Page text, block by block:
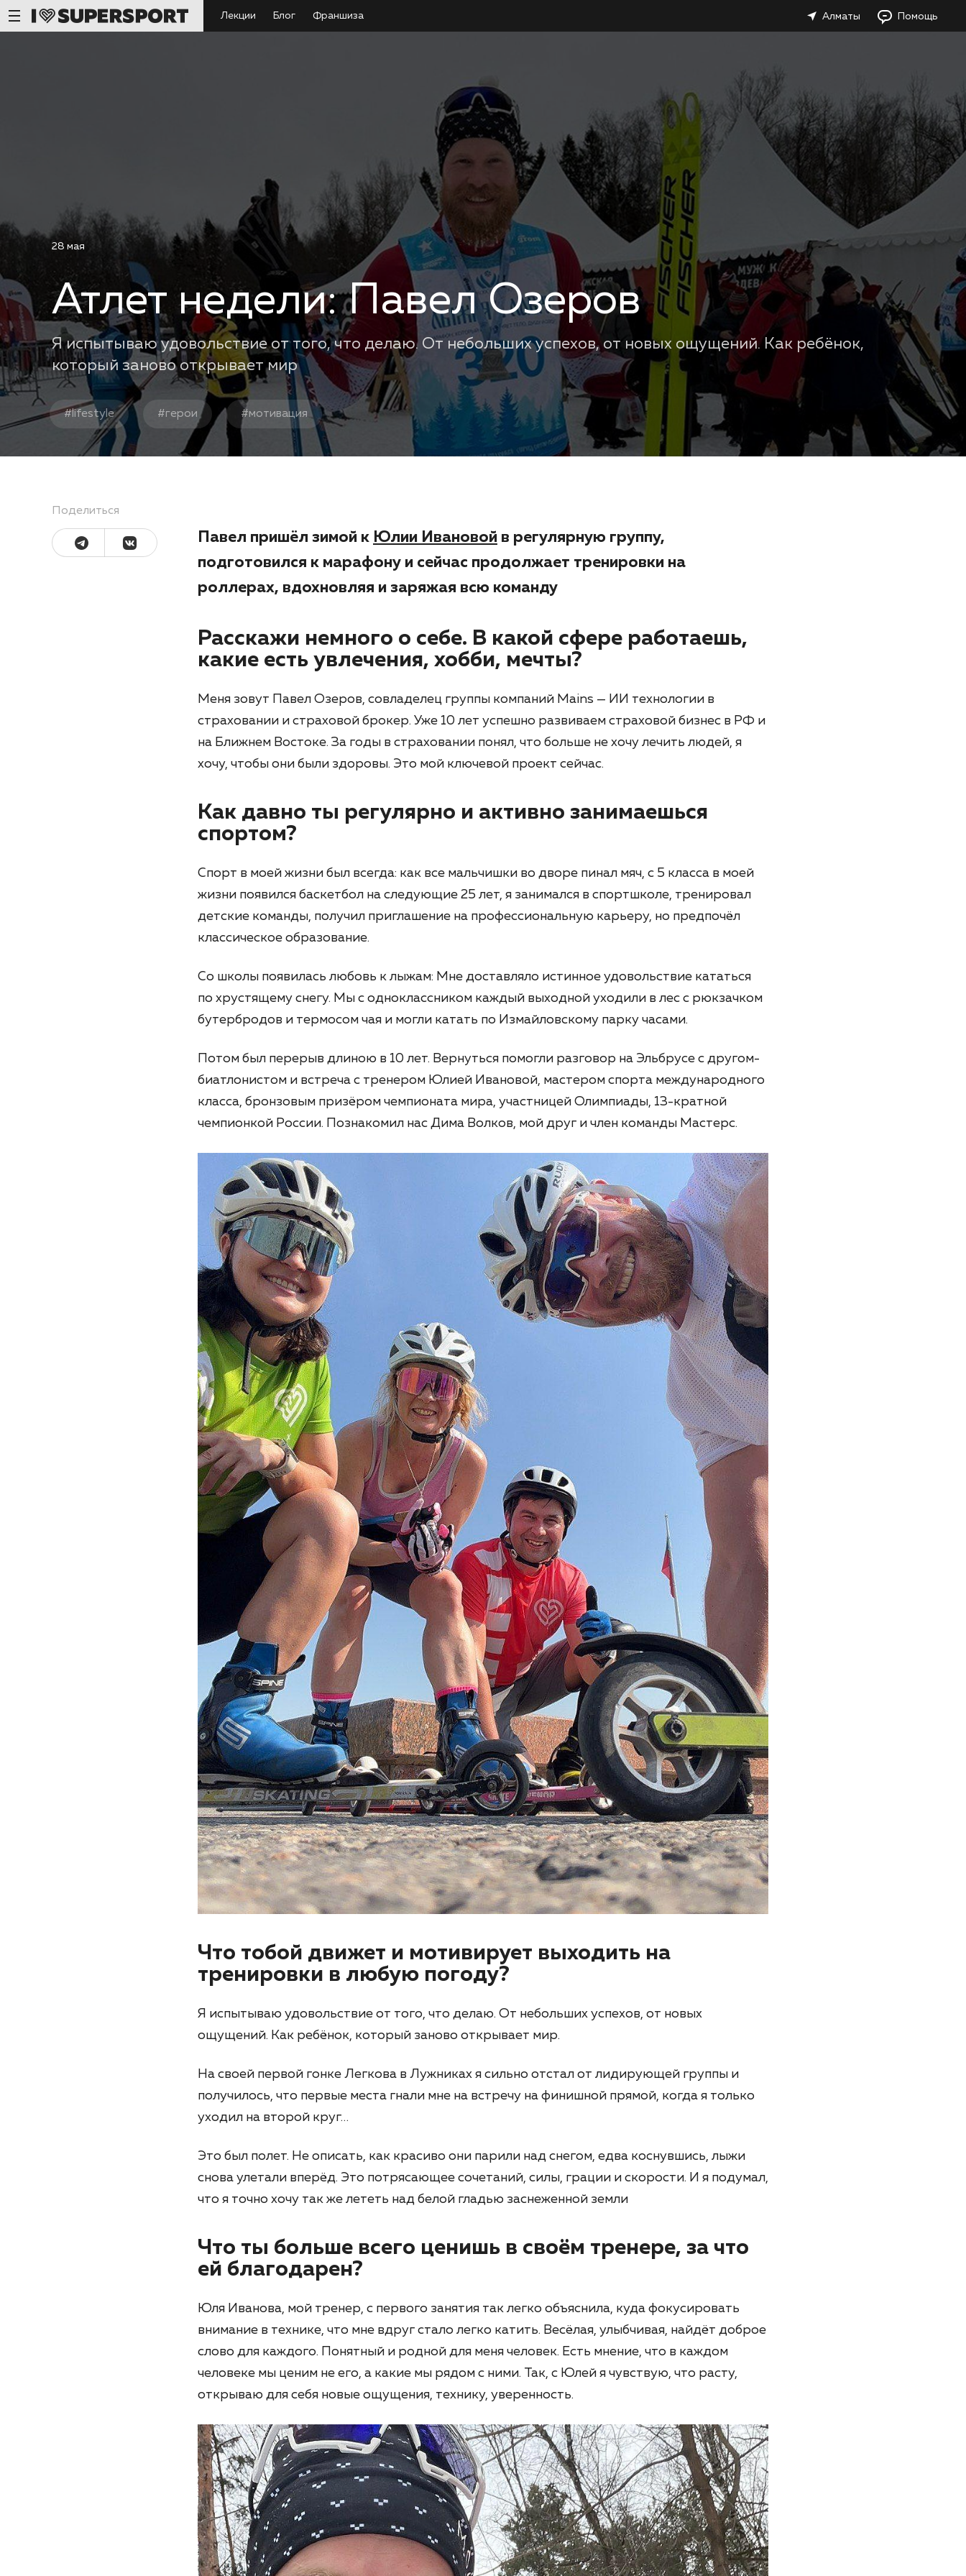
Лекции Блог Франшиза Алматы Помощь
28 мая
Атлет недели: Павел Озеров
Я испытываю удовольствие от того, что делаю. От небольших успехов, от новых ощущений. Как ребёнок,
который заново открывает мир
#lifestyle #герои #мотивация
Поделиться
Павел пришёл зимой к Юлии Ивановой в регулярную группу,
подготовился к марафону и сейчас продолжает тренировки на
роллерах, вдохновляя и заряжая всю команду
Расскажи немного о себе. В какой сфере работаешь,
какие есть увлечения, хобби, мечты?
Меня зовут Павел Озеров, совладелец группы компаний Mains — ИИ технологии в
страховании и страховой брокер. Уже 10 лет успешно развиваем страховой бизнес в РФ и
на Ближнем Востоке. За годы в страховании понял, что больше не хочу лечить людей, я
хочу, чтобы они были здоровы. Это мой ключевой проект сейчас.
Как давно ты регулярно и активно занимаешься
спортом?
Спорт в моей жизни был всегда: как все мальчишки во дворе пинал мяч, с 5 класса в моей
жизни появился баскетбол на следующие 25 лет, я занимался в спортшколе, тренировал
детские команды, получил приглашение на профессиональную карьеру, но предпочёл
классическое образование.
Со школы появилась любовь к лыжам: Мне доставляло истинное удовольствие кататься
по хрустящему снегу. Мы с одноклассником каждый выходной уходили в лес с рюкзачком
бутербродов и термосом чая и могли катать по Измайловскому парку часами.
Потом был перерыв длиною в 10 лет. Вернуться помогли разговор на Эльбрусе с другом-
биатлонистом и встреча с тренером Юлией Ивановой, мастером спорта международного
класса, бронзовым призёром чемпионата мира, участницей Олимпиады, 13-кратной
чемпионкой России. Познакомил нас Дима Волков, мой друг и член команды Мастерс.
Что тобой движет и мотивирует выходить на
тренировки в любую погоду?
Я испытываю удовольствие от того, что делаю. От небольших успехов, от новых
ощущений. Как ребёнок, который заново открывает мир.
На своей первой гонке Легкова в Лужниках я сильно отстал от лидирующей группы и
получилось, что первые места гнали мне на встречу на финишной прямой, когда я только
уходил на второй круг…
Это был полет. Не описать, как красиво они парили над снегом, едва коснувшись, лыжи
снова улетали вперёд. Это потрясающее сочетаний, силы, грации и скорости. И я подумал,
что я точно хочу так же лететь над белой гладью заснеженной земли
Что ты больше всего ценишь в своём тренере, за что
ей благодарен?
Юля Иванова, мой тренер, с первого занятия так легко объяснила, куда фокусировать
внимание в технике, что мне вдруг стало легко катить. Весёлая, улыбчивая, найдёт доброе
слово для каждого. Понятный и родной для меня человек. Есть мнение, что в каждом
человеке мы ценим не его, а какие мы рядом с ними. Так, с Юлей я чувствую, что расту,
открываю для себя новые ощущения, технику, уверенность.